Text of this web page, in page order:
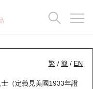
繁 / 簡 / EN
（定義見美國1933年證